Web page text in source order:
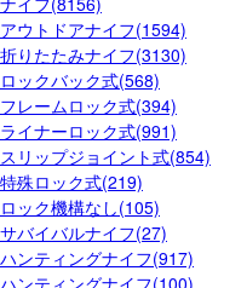
アウトドアナイフ(1594)
折りたたみナイフ(3130)
ロックバック式(568)
フレームロック式(394)
ライナーロック式(991)
スリップジョイント式(854)
特殊ロック式(219)
ロック機構なし(105)
サバイバルナイフ(27)
ハンティングナイフ(917)